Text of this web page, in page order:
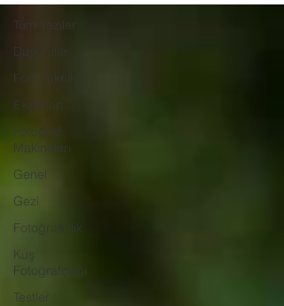
Tüm Yazılar
Duyurular
Foto Teknik
Ekipman
Fotoğraf
Makineleri
Genel
Gezi
Fotoğrafçılık
Kuş
Fotoğrafçılığı
Testler